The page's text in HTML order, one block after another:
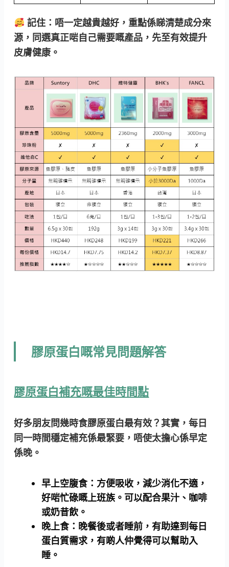
記住： 唔一定越貴越好，重點係睇清楚成分來
源，同選真正啱自己需要嘅產品，先至有效提升
皮膚健康。
膠原蛋白嘅常見問題解答
膠原蛋白補充嘅最佳時間點
好多朋友問幾時食膠原蛋白最有效？其實，每日
同一時間穩定補充係最緊要 ，唔使太擔心係早定
係晚。
早上空腹食： 方便吸收，減少消化不適，
好啱忙碌嘅上班族。可以配合果汁、咖啡
或奶昔飲。
晚上食： 晚餐後或者睡前，有助達到每日
蛋白質需求，有啲人仲覺得可以幫助入
睡。